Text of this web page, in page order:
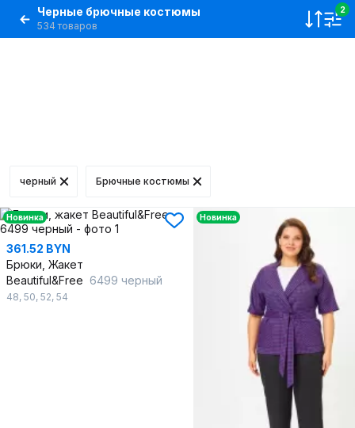
Черные брючные костюмы
534 товаров
2
черный Брючные костюмы
Новинка
361.52 BYN
Брюки, Жакет
Beautiful&Free 6499 черный
48, 50, 52, 54
Новинка